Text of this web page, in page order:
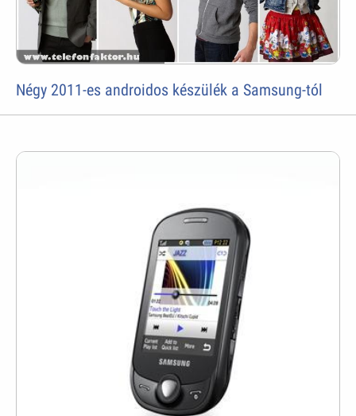
Négy 2011-es androidos készülék a Samsung-tól